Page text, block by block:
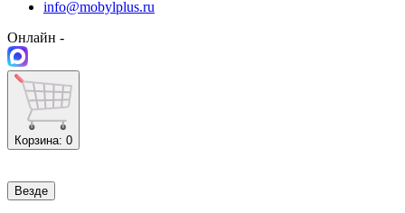
info@mobylplus.ru
Онлайн -
Корзина: 0
Везде